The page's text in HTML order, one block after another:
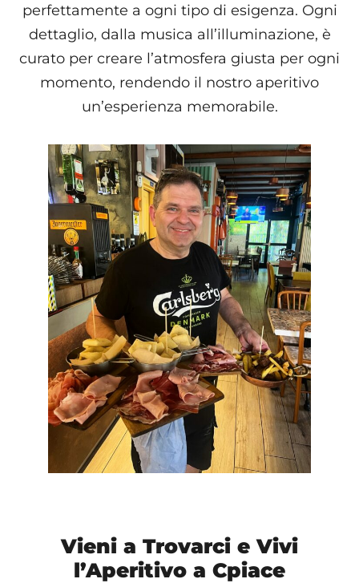
perfettamente a ogni tipo di esigenza. Ogni
dettaglio, dalla musica all’illuminazione, è
curato per creare l’atmosfera giusta per ogni
momento, rendendo il nostro aperitivo
un’esperienza memorabile.
Vieni a Trovarci e Vivi
l’Aperitivo a Cpiace